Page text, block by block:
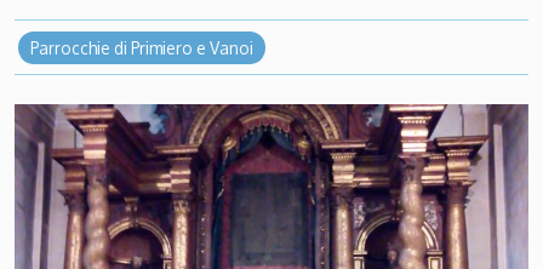
Parrocchie di Primiero e Vanoi